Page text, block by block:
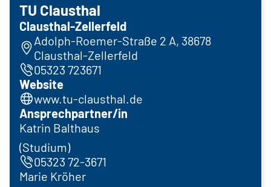
TU Clausthal
Clausthal-Zellerfeld
Adolph-Roemer-Straße 2 A, 38678
Clausthal-Zellerfeld
05323 723671
Website
www.tu-clausthal.de
Ansprechpartner/in
Katrin Balthaus
(Studium)
05323 72-3671
Marie Kröher